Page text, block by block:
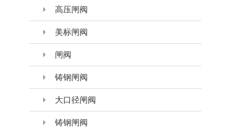
高压闸阀
美标闸阀
闸阀
铸钢闸阀
大口径闸阀
铸钢闸阀